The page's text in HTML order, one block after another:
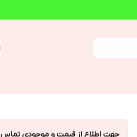
جهت اطلاع از قیمت و موجودی تماس